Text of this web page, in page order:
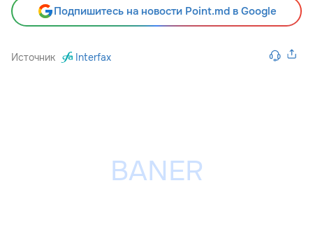
Подпишитесь на новости Point.md в Google
Источник Interfax